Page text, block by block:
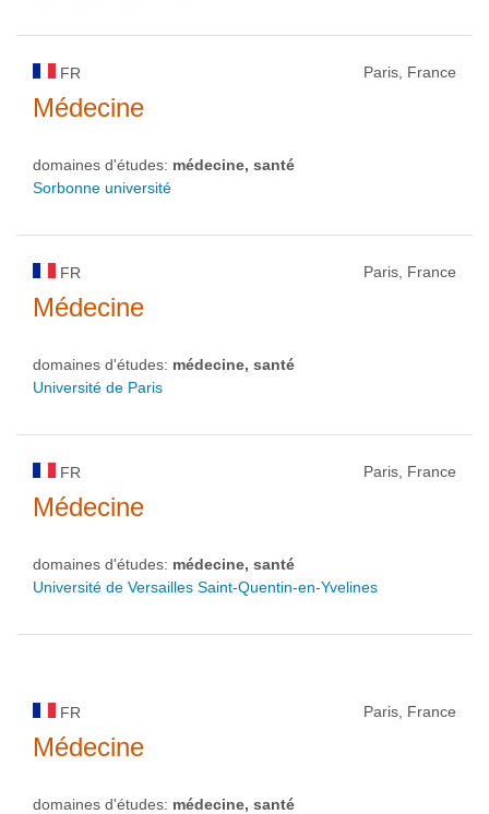
FR Paris, France
Médecine
domaines d'études: médecine, santé
Sorbonne université
FR Paris, France
Médecine
domaines d'études: médecine, santé
Université de Paris
FR Paris, France
Médecine
domaines d'études: médecine, santé
Université de Versailles Saint-Quentin-en-Yvelines
FR Paris, France
Médecine
domaines d'études: médecine, santé